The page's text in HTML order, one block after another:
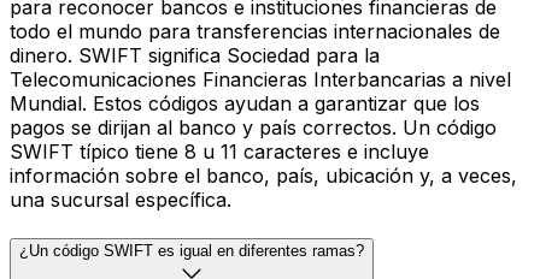
para reconocer bancos e instituciones financieras de
todo el mundo para transferencias internacionales de
dinero. SWIFT significa Sociedad para la
Telecomunicaciones Financieras Interbancarias a nivel
Mundial. Estos códigos ayudan a garantizar que los
pagos se dirijan al banco y país correctos. Un código
SWIFT típico tiene 8 u 11 caracteres e incluye
información sobre el banco, país, ubicación y, a veces,
una sucursal específica.
¿Un código SWIFT es igual en diferentes ramas?